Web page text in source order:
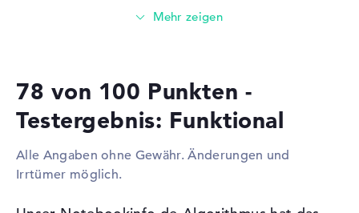
(hintergrund),
Flüssigkeitsabweisend),
Netzwerk
Netzwerkkarte
Gigabit Ethernet
(10/100/1000)
WLAN
802.11a, 802.11b, 802.11g,
MHz) Generation. Größtmöglich dürfen in diesem Modell
Geräumigkeit für eure persönlichen Dateien, Video-
Diese Schnittstellen und Funkverbindungen sind an
78 von 100 Punkten -
Testergebnis: Funktional
Alle Angaben ohne Gewähr. Änderungen und
Irrtümer möglich.